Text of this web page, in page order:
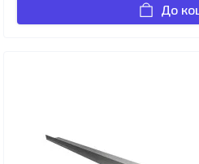
До